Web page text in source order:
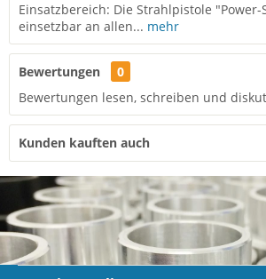
Einsatzbereich: Die Strahlpistole "Power-
einsetzbar an allen... mehr
Bewertungen
0
Bewertungen lesen, schreiben und
Kunden kauften auch